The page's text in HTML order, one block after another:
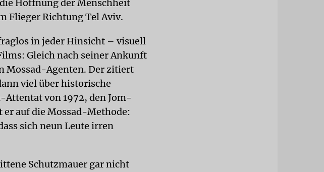
Hoffnung der Menschheit
Flieger Richtung Tel Aviv.
in jeder Hinsicht – visuell
Gleich nach seiner Ankunft
Mossad-Agenten. Der zitiert
viel über historische
von 1972, den Jom-
auf die Mossad-Methode:
sich neun Leute irren
Schutzmauer gar nicht